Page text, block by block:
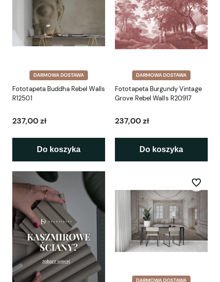
DARMOWA DOSTAWA
Fototapeta Buddha Rebel Walls
R12501
237,00 zł
Do koszyka
DARMOWA DOSTAWA
Fototapeta Burgundy Vintage
Grove Rebel Walls R20917
237,00 zł
Do koszyka
DARMOWA DOSTAWA
Do